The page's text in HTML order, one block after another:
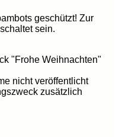
geschützt! Zur
sein.
"Frohe Weihnachten"
nicht veröffentlicht
zusätzlich